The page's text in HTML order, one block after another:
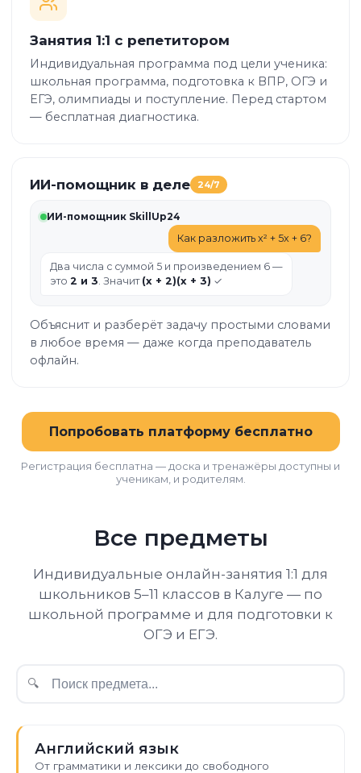
Занятия 1:1 с репетитором
Индивидуальная программа под цели ученика:
школьная программа, подготовка к ВПР, ОГЭ и
ЕГЭ, олимпиады и поступление. Перед стартом
— бесплатная диагностика.
ИИ-помощник в деле 24/7
ИИ-помощник SkillUp24
Как разложить x² + 5x + 6?
Два числа с суммой 5 и произведением 6 —
это 2 и 3. Значит (x + 2)(x + 3) ✓
Объяснит и разберёт задачу простыми словами
в любое время — даже когда преподаватель
офлайн.
Попробовать платформу бесплатно
Регистрация бесплатна — доска и тренажёры доступны и
ученикам, и родителям.
Все предметы
Индивидуальные онлайн-занятия 1:1 для
школьников 5–11 классов в Калуге — по
школьной программе и для подготовки к
ОГЭ и ЕГЭ.
🔍
Английский язык
От грамматики и лексики до свободного